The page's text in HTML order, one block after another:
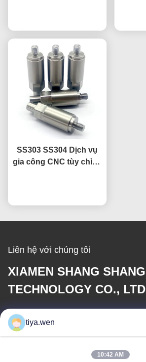
SS303 SS304 Dịch vụ
gia công CNC tùy chỉnh
Liên hệ với chúng tôi
XIAMEN SHANG SHANG
TECHNOLOGY CO., LTD
E-mail
286533110@qq.com
tiya.wen
10:42 AM